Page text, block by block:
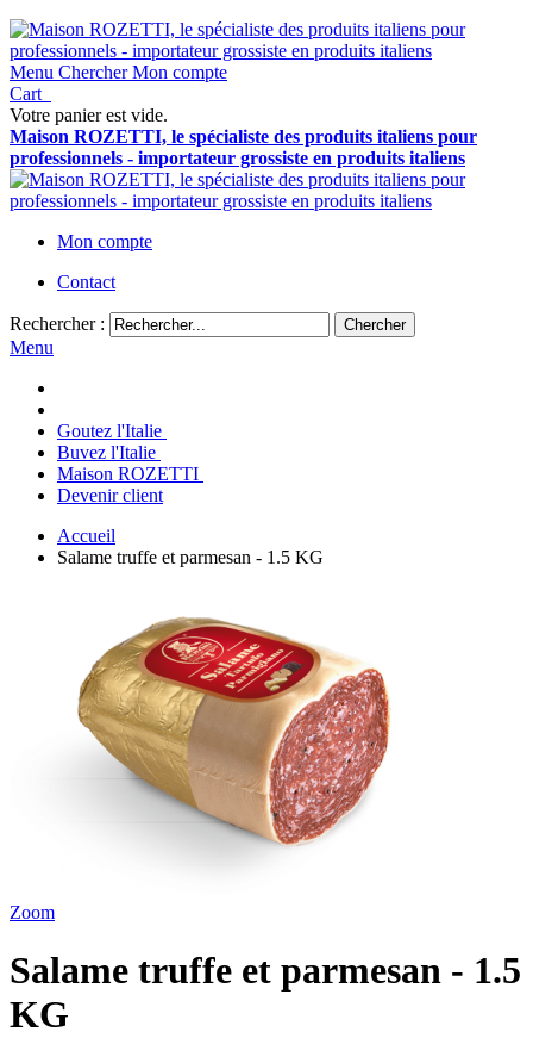
Menu Chercher Mon compte
Cart
Votre panier est vide.
Maison ROZETTI, le spécialiste des produits italiens pour
professionnels - importateur grossiste en produits italiens
Mon compte
Contact
Rechercher : Chercher
Menu
Goutez l'Italie
Buvez l'Italie
Maison ROZETTI
Devenir client
Accueil
Salame truffe et parmesan - 1.5 KG
Zoom
Salame truffe et parmesan - 1.5
KG